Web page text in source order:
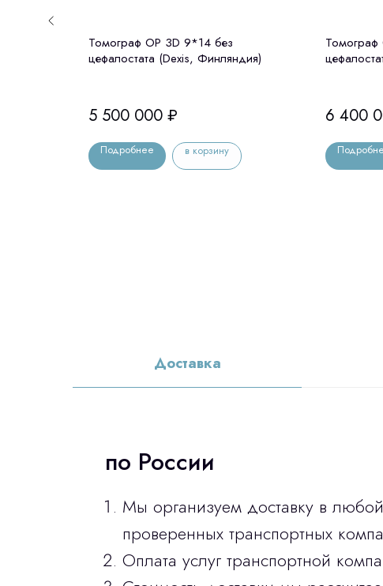
Томограф OP 3D 9*14 без
цефалостата (Dexis, Финляндия)
5 500 000 ₽
Подробнее в корзину
Томограф
6 400
Доставка
по России
Мы организуем доставку в
проверенных транспортных
Оплата услуг транспортной